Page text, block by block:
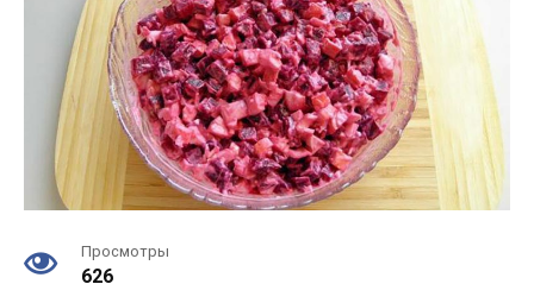
Просмотры
626